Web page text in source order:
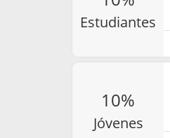
estudiantes
10%
jóvenes